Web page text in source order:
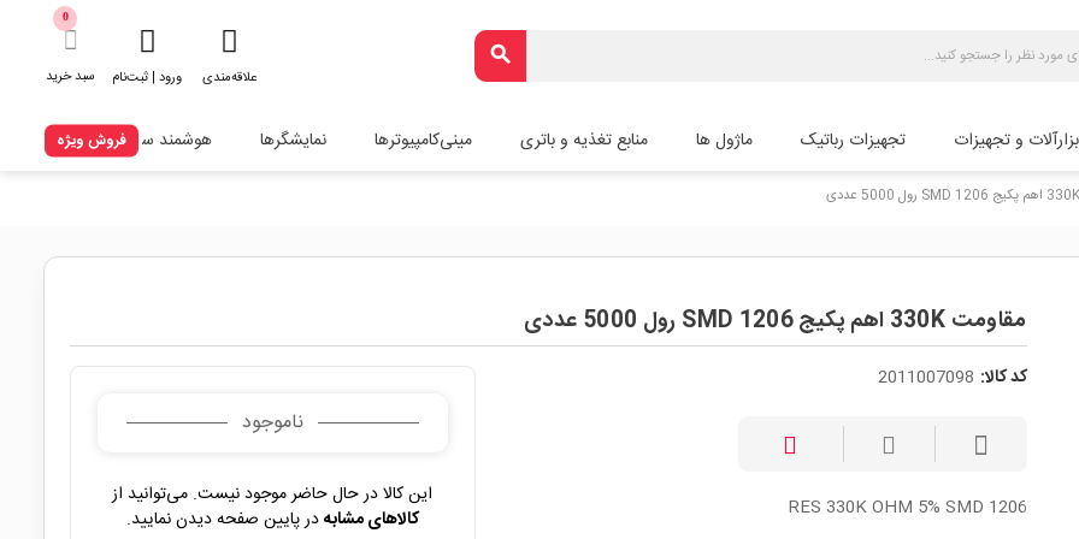
search
علاقه‌مندی ورود | ثبت‌نام
0
سبد خرید
و تجهیزات تجهیزات رباتیک ماژول ها منابع تغذیه و باتری مینی‌کامپیوترها نمایشگرها هوشمند سازیفروش ویژه
مقاومت 330K اهم پکیج 1206 SMD رول 5000 عددی
کد کالا: 2011007098
RES 330K OHM 5% SMD 1206
ناموجود
این کالا در حال حاضر موجود نیست. می‌توانید از
کالاهای مشابهدر پایین صفحه دیدن نمایید.